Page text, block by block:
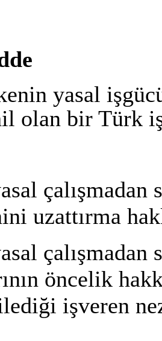
yasal
olan bir Türk
uzattırma
öncelik
işveren